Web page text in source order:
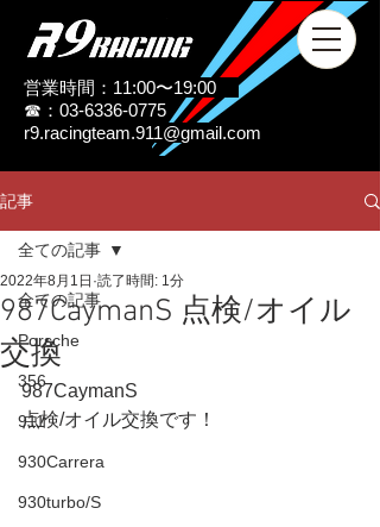
営業時間：11:00〜19:00
☎：03-6336-0775
r9.racingteam.911@gmail.com
記事
全ての記事
Porsche
356
911
930Carrera
930turbo/S
全ての記事
987CaymanS 点検/オイル
交換
2022年8月1日 読了時間: 1分
987CaymanS
点検/オイル交換です！